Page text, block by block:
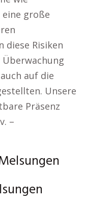
große
diese Risiken
auf die
Unsere
Präsenz
–